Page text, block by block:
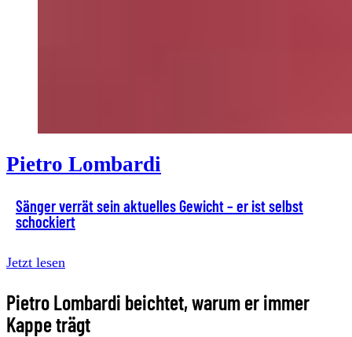
Pietro Lombardi
Sänger verrät sein aktuelles Gewicht – er ist selbst
schockiert
Jetzt lesen
Pietro Lombardi beichtet, warum er immer
Kappe trägt